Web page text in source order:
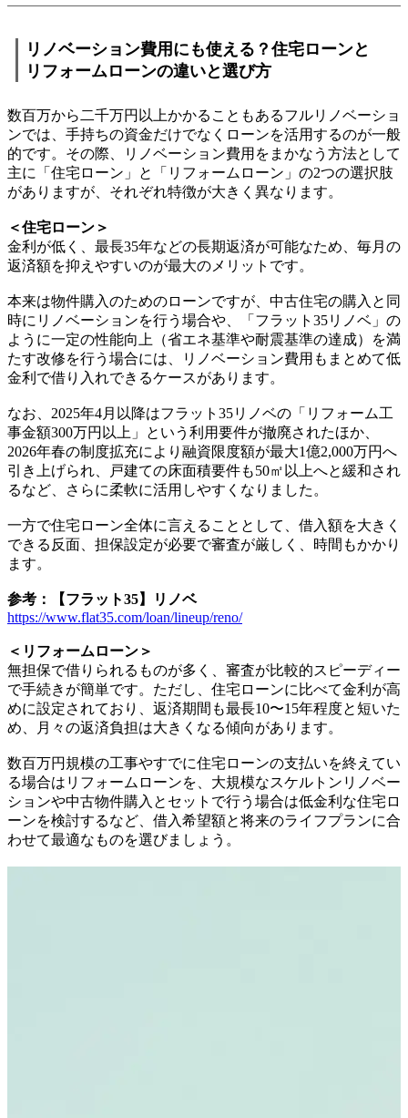
リノベーション費用にも使える？住宅ローンと
リフォームローンの違いと選び方
数百万から二千万円以上かかることもあるフルリノベーショ
ンでは、手持ちの資金だけでなくローンを活用するのが一般
的です。その際、リノベーション費用をまかなう方法として
主に「住宅ローン」と「リフォームローン」の2つの選択肢
がありますが、それぞれ特徴が大きく異なります。
＜住宅ローン＞
金利が低く、最長35年などの長期返済が可能なため、毎月の
返済額を抑えやすいのが最大のメリットです。
本来は物件購入のためのローンですが、中古住宅の購入と同
時にリノベーションを行う場合や、「フラット35リノベ」の
ように一定の性能向上（省エネ基準や耐震基準の達成）を満
たす改修を行う場合には、リノベーション費用もまとめて低
金利で借り入れできるケースがあります。
なお、2025年4月以降はフラット35リノベの「リフォーム工
事金額300万円以上」という利用要件が撤廃されたほか、
2026年春の制度拡充により融資限度額が最大1億2,000万円へ
引き上げられ、戸建ての床面積要件も50㎡以上へと緩和され
るなど、さらに柔軟に活用しやすくなりました。
一方で住宅ローン全体に言えることとして、借入額を大きく
できる反面、担保設定が必要で審査が厳しく、時間もかかり
ます。
参考：【フラット35】リノベ
https://www.flat35.com/loan/lineup/reno/
＜リフォームローン＞
無担保で借りられるものが多く、審査が比較的スピーディー
で手続きが簡単です。ただし、住宅ローンに比べて金利が高
めに設定されており、返済期間も最長10〜15年程度と短いた
め、月々の返済負担は大きくなる傾向があります。
数百万円規模の工事やすでに住宅ローンの支払いを終えてい
る場合はリフォームローンを、大規模なスケルトンリノベー
ションや中古物件購入とセットで行う場合は低金利な住宅ロ
ーンを検討するなど、借入希望額と将来のライフプランに合
わせて最適なものを選びましょう。